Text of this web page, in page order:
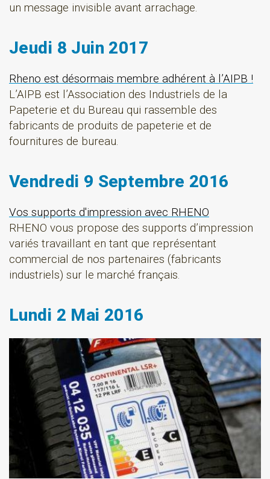
un message invisible avant arrachage.
Jeudi 8 Juin 2017
Rheno est désormais membre adhérent à l’AIPB !
L’AIPB est l’Association des Industriels de la
Papeterie et du Bureau qui rassemble des
fabricants de produits de papeterie et de
fournitures de bureau.
Vendredi 9 Septembre 2016
Vos supports d'impression avec RHENO
RHENO vous propose des supports d’impression
variés travaillant en tant que représentant
commercial de nos partenaires (fabricants
industriels) sur le marché français.
Lundi 2 Mai 2016